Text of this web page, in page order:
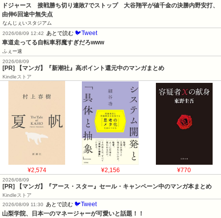
ドジャース　接戦勝ち切り連敗7でストップ　大谷翔平が値千金の決勝内野安打、
由伸6回途中無失点
なんじぇいスタジアム
2026/08/09 12:42
あとで読む 🐦Tweet
車道走ってる自転車邪魔すぎだろwww
ふぇー速
2026/08/09
[PR] 【マンガ】『新潮社』高ポイント還元中のマンガまとめ
Kindleストア
¥2,574 ¥2,156 ¥770
2026/08/09
[PR] 【マンガ】『アース・スター』セール・キャンペーン中のマンガ本まとめ
Kindleストア
2026/08/09 11:30 あとで読む 🐦Tweet
山梨学院、日本一のマネージャーが可愛いと話題！！